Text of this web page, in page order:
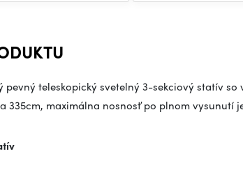
pevný teleskopický svetelný 3-sekciový statív
335cm, maximálna nosnosť po plnom vysunutí